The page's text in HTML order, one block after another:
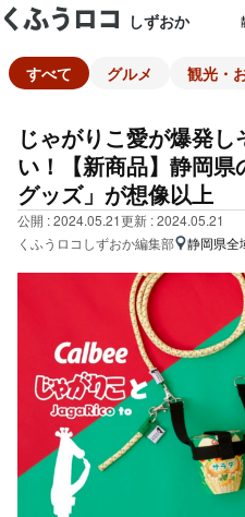
しずおか
すべて グルメ 観光・
じゃがりこ愛が爆発
い！【新商品】静岡県
グッズ」が想像以上
公開 : 2024.05.21更新 : 2024.05.21
くふうロコしずおか編集部
静岡県全